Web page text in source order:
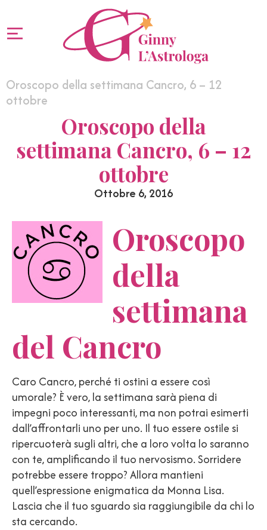
Oroscopo della settimana Cancro, 6 – 12
ottobre
Oroscopo della
settimana Cancro, 6 – 12
ottobre
Ottobre 6, 2016
Oroscopo
della
settimana
del Cancro
Caro Cancro, perché ti ostini a essere così
umorale? È vero, la settimana sarà piena di
impegni poco interessanti, ma non potrai esimerti
dall’affrontarli uno per uno. Il tuo essere ostile si
ripercuoterà sugli altri, che a loro volta lo saranno
con te, amplificando il tuo nervosismo. Sorridere
potrebbe essere troppo? Allora mantieni
quell’espressione enigmatica da Monna Lisa.
Lascia che il tuo sguardo sia raggiungibile da chi lo
sta cercando.